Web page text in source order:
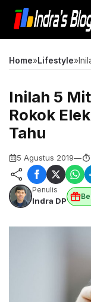
Langsung
isi
Home»Lifestyle»
Inilah 5
Rokok
Tahu
5 Agustus 2019—
Penulis
Indra DP